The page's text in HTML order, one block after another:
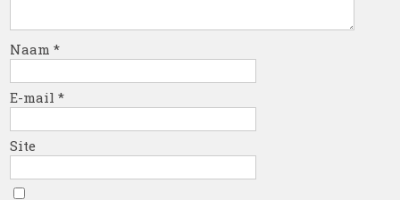
Naam*
E-mail*
Site